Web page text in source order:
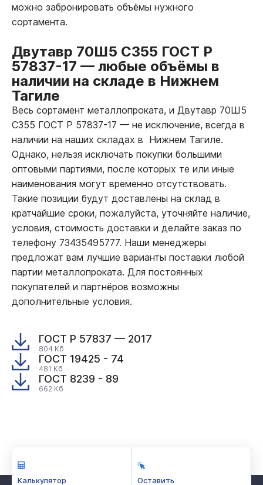
можно забронировать объёмы нужного
сортамента.
Двутавр 70Ш5 С355 ГОСТ Р
57837-17 — любые объёмы в
наличии на складе в Нижнем
Тагиле
Весь сортамент металлопроката, и Двутавр 70Ш5
С355 ГОСТ Р 57837-17 — не исключение, всегда в
наличии на наших складах в Нижнем Тагиле.
Однако, нельзя исключать покупки большими
оптовыми партиями, после которых те или иные
наименования могут временно отсутствовать.
Такие позиции будут доставлены на склад в
кратчайшие сроки, пожалуйста, уточняйте наличие,
условия, стоимость доставки и делайте заказ по
телефону 73435495777. Наши менеджеры
предложат вам лучшие варианты поставки любой
партии металлопроката. Для постоянных
покупателей и партнёров возможны
дополнительные условия.
ГОСТ Р 57837 — 2017
804 Кб
ГОСТ 19425 - 74
481 Кб
ГОСТ 8239 - 89
662 Кб
Калькулятор
Оставить